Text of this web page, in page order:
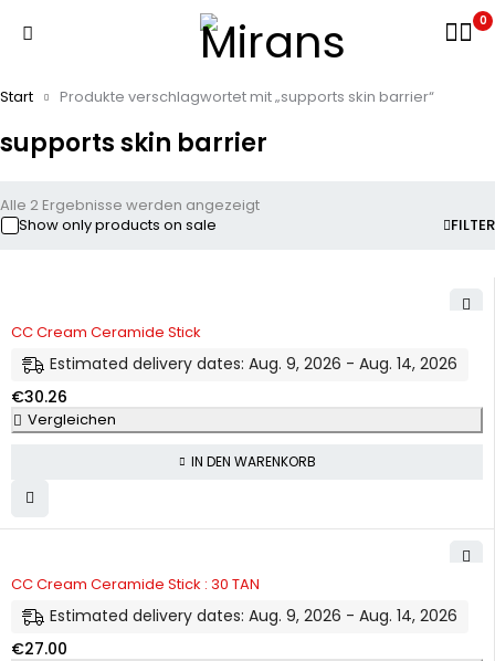
0
supports skin barrier
Start Produkte verschlagwortet mit „supports skin barrier“
FILTER
Alle 2 Ergebnisse werden angezeigt
Show only products on sale
CC Cream Ceramide Stick
Estimated delivery dates: Aug. 9, 2026 - Aug. 14, 2026
€30.26
Vergleichen
IN DEN WARENKORB
CC Cream Ceramide Stick : 30 TAN
Estimated delivery dates: Aug. 9, 2026 - Aug. 14, 2026
€27.00